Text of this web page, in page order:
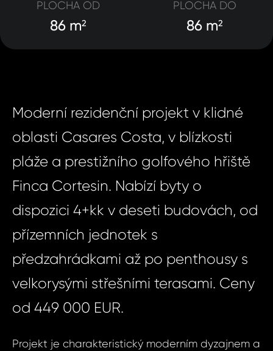
PLOCHA OD
86 m2
PLOCHA DO
86 m2
Moderní rezidenční projekt v klidné
oblasti Casares Costa, v blízkosti
pláže a prestižního golfového hřiště
Finca Cortesin. Nabízí byty o
dispozici 4+kk v deseti budovách, od
přízemních jednotek s
předzahrádkami až po penthousy s
velkorysými střešními terasami. Ceny
od 449 000 EUR.
Projekt je charakteristický moderním dyzajnem a